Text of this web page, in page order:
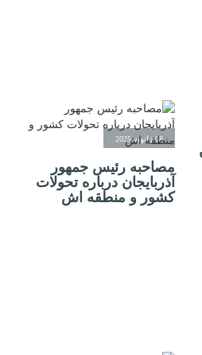
08 ژانویه 2025
مصاحبه رئیس جمهور
آذربایجان درباره تحولات
کشور و منطقه اش